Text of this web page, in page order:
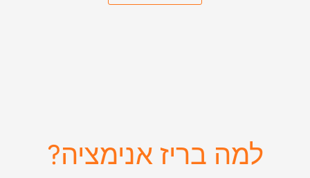
למה בריז אנימציה?